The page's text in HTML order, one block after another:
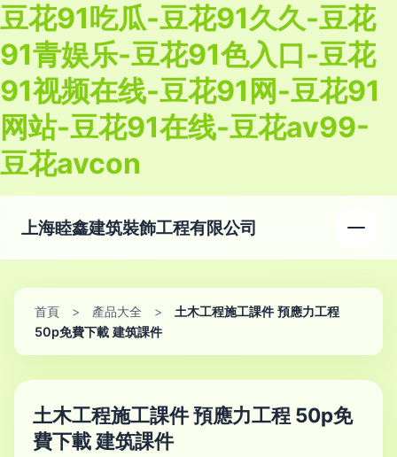
豆花91吃瓜-豆花91久久-豆花
91青娱乐-豆花91色入口-豆花
91视频在线-豆花91网-豆花91
网站-豆花91在线-豆花av99-
豆花avcon
上海睦鑫建筑裝飾工程有限公司
首頁 > 產品大全 >
土木工程施工課件 預應力工程
50p免費下載 建筑課件
土木工程施工課件 預應力工程 50p免
費下載 建筑課件